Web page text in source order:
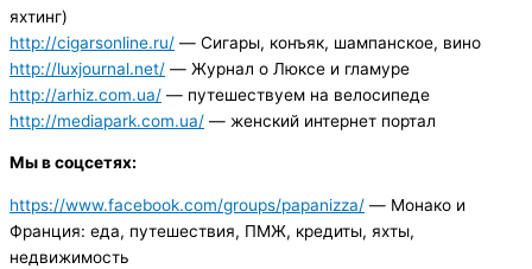
яхтинг)
http://cigarsonline.ru/ — Сигары, конъяк, шампанское, вино
http://luxjournal.net/ — Журнал о Люксе и гламуре
http://arhiz.com.ua/ — путешествуем на велосипеде
http://mediapark.com.ua/ — женский интернет портал
Мы в соцсетях:
https://www.facebook.com/groups/papanizza/ — Монако и
Франция: еда, путешествия, ПМЖ, кредиты, яхты,
недвижимость